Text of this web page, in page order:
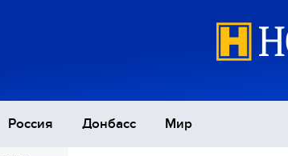
Россия Донбасс Мир